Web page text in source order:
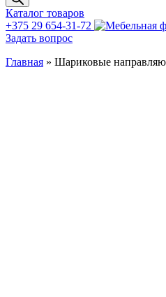
Каталог товаров
+375 29 654-31-72
Задать вопрос
Главная » Шариковые